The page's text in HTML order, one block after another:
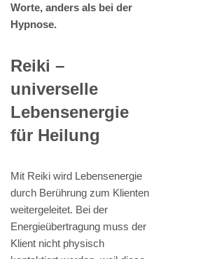
Worte, anders als bei der
Hypnose.
Reiki –
universelle
Lebensenergie
für Heilung
Mit Reiki wird Lebensenergie
durch Berührung zum Klienten
weitergeleitet. Bei der
Energieübertragung muss der
Klient nicht physisch